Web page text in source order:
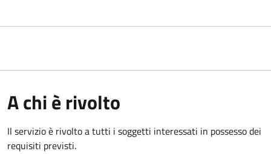
A chi è rivolto
Il servizio è rivolto a tutti i soggetti interessati in possesso dei
requisiti previsti.